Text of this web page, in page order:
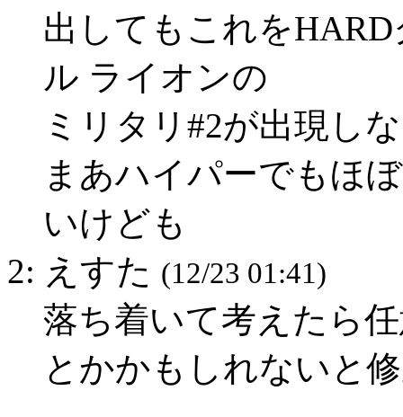
出してもこれを
ル ライオンの
ミリタリ#2が出現し
まあハイパーでもほ
いけども
2: えすた (12/23 01:41)
落ち着いて考えたら
とかかもしれないと